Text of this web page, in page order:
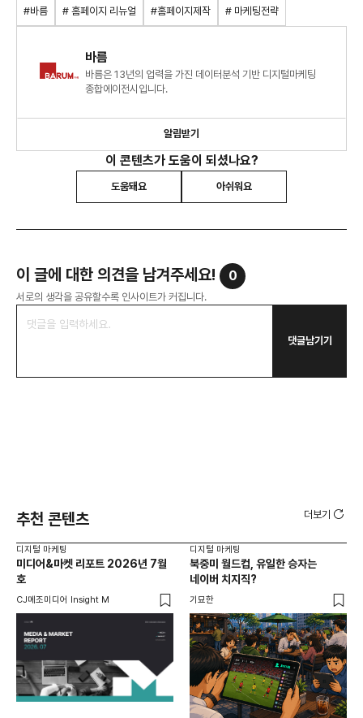
#바름 # 홈페이지 리뉴얼 #홈페이지제작 # 마케팅전략
바름
바름은 13년의 업력을 가진 데이터분석 기반 디지털마케팅
종합에이전시입니다.
알림받기
이 콘텐츠가 도움이 되셨나요?
도움돼요 아쉬워요
이 글에 대한 의견을 남겨주세요! 0
서로의 생각을 공유할수록 인사이트가 커집니다.
댓글남기기
추천 콘텐츠 더보기
디지털 마케팅
미디어&마켓 리포트 2026년 7월
호
CJ메조미디어 Insight M
디지털 마케팅
북중미 월드컵, 유일한 승자는
네이버 치지직?
기묘한